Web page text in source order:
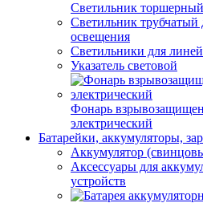
Светильник
Светильник
освещения
Светильники для
Указатель световой
Фонарь
электрический
Батарейки, аккумуляторы,
Аккумулятор
Аксессуары для
устройств